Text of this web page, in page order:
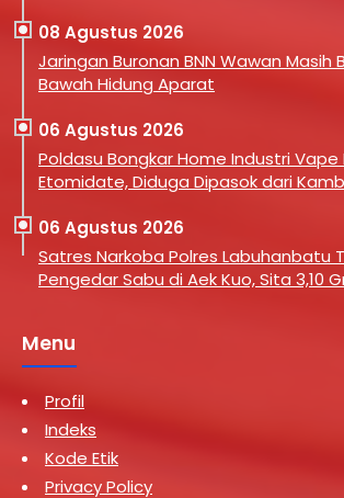
08 Agustus 2026
Jaringan Buronan BNN Wawan Masih
Bawah Hidung Aparat
06 Agustus 2026
Poldasu Bongkar Home Industri
Etomidate, Diduga Dipasok dari
06 Agustus 2026
Satres Narkoba Polres Labuhanbatu
Pengedar Sabu di Aek Kuo, Sita 3,10
Menu
Profil
Indeks
Kode Etik
Privacy Policy